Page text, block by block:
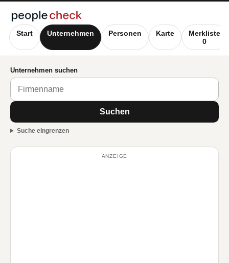
Start Unternehmen Personen Karte
Merkliste
0
Unternehmen suchen
Suchen
Suche eingrenzen
ANZEIGE